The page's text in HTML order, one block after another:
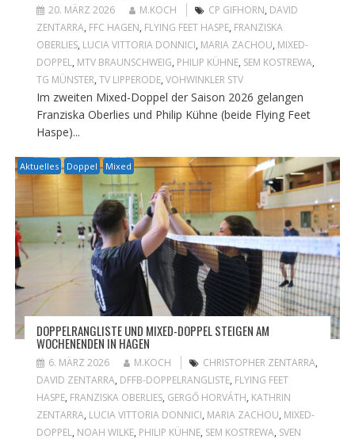
20. MÄRZ 2026 M.KOCH CP GIFHORN, DAVID
ZENTARRA, FFC HAGEN, FLYING FEET HASPE, FRANZISKA
OBERLIES, LUCIA VITTORIA DONNICI, MARIA ZACHOU, MIXED-
DOPPEL, MTV BRAUNSCHWEIG, PHILIP KÜHNE, SEM KOSTREWA,
TG MÜNSTER, TV LIPPERODE, VOHWINKLER STV
Im zweiten Mixed-Doppel der Saison 2026 gelangen
Franziska Oberlies und Philip Kühne (beide Flying Feet
Haspe)...
Aktuelles Doppel Mixed
DOPPELRANGLISTE UND MIXED-DOPPEL STEIGEN AM
WOCHENENDEN IN HAGEN
6. MÄRZ 2026 M.KOCH CHRISTOPHER ZENTARRA,
DAVID ZENTARRA, DFFB-DOPPELRANGLISTE, FLYING FEET
HASPE, FRANZISKA OBERLIES, GERGŐ HORVÁTH, KATHRIN
ZENTARRA, LUCIA VITTORIA DONNICI, MARIA ZACHOU, MIXED-
DOPPEL, NOAH WILKE, PHILIP KÜHNE, SEM KOSTREWA, SVEN